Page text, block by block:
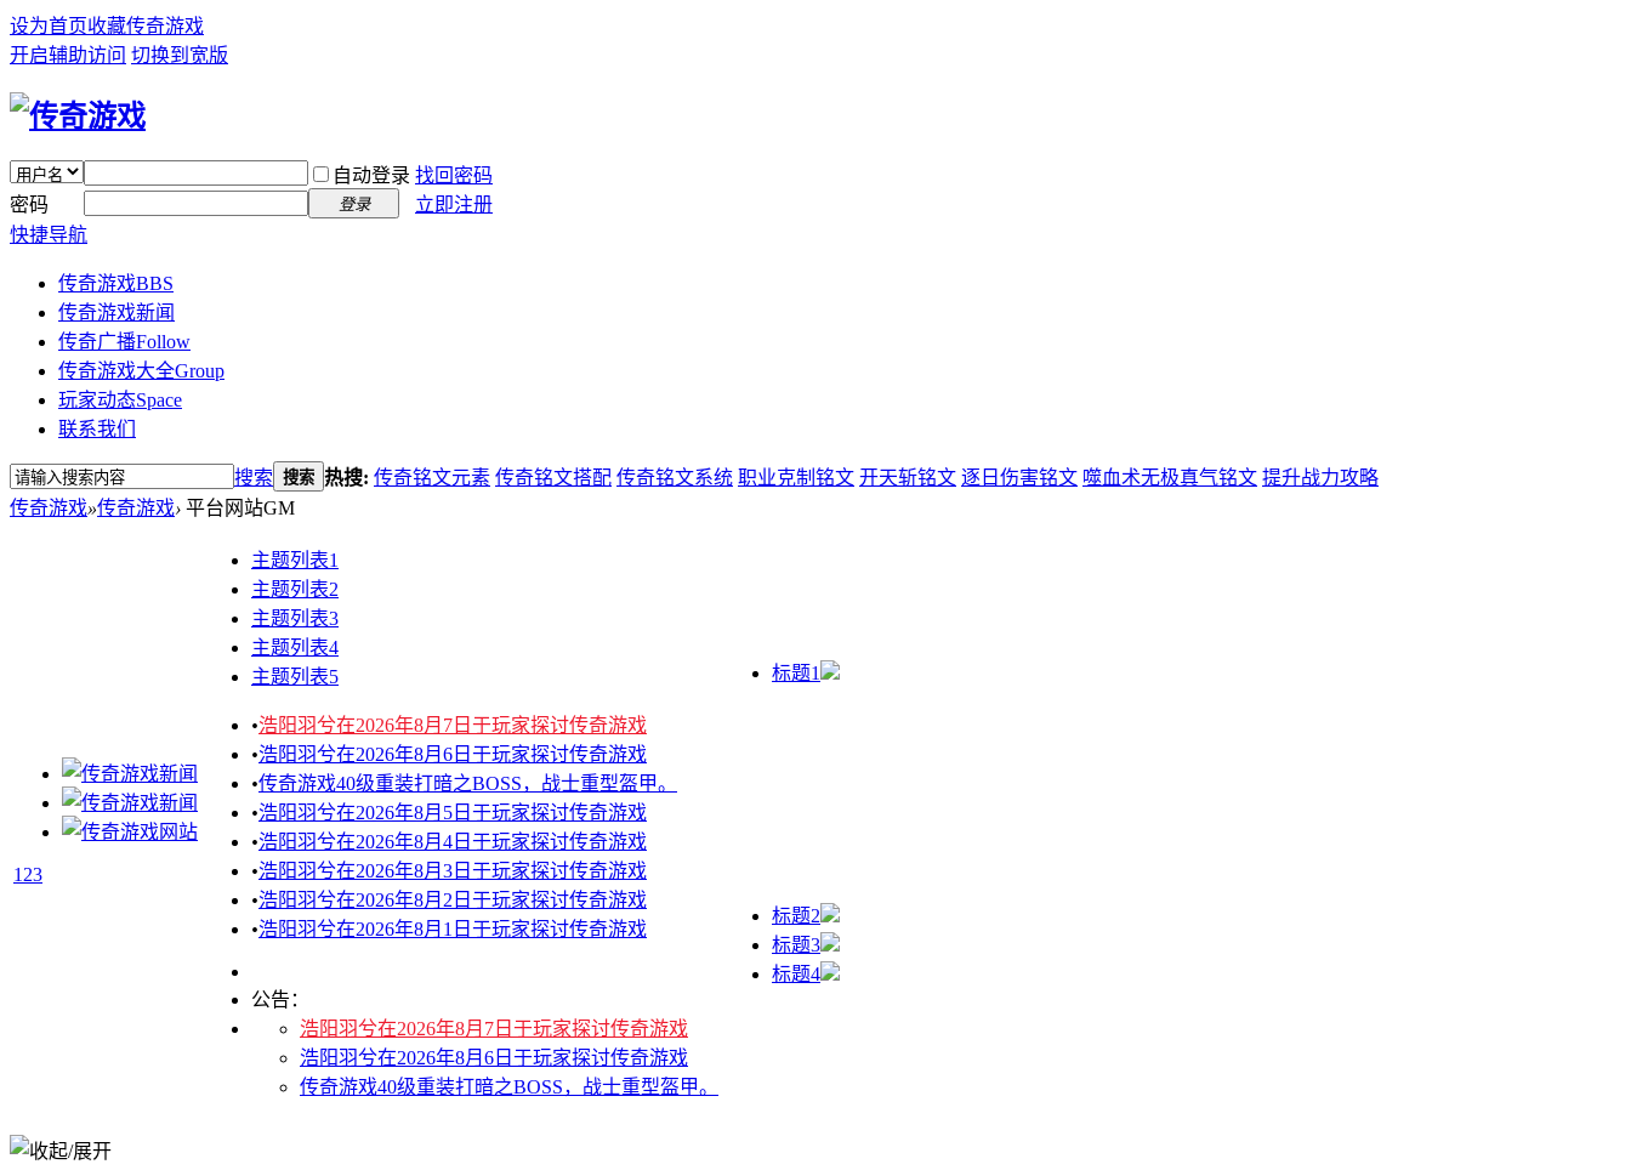
设为首页收藏传奇游戏
开启辅助访问 切换到宽版
自动登录 找回密码
密码
登录
立即注册
快捷导航
传奇游戏BBS
传奇游戏新闻
传奇广播Follow
传奇游戏大全Group
玩家动态Space
联系我们
搜索 搜索 热搜: 传奇铭文元素 传奇铭文搭配 传奇铭文系统 职业克制铭文 开天斩铭文 逐日伤害铭文 噬血术无极真气铭文 提升战力攻略
传奇游戏»传奇游戏› 平台网站GM
1 23
主题列表1
主题列表2
主题列表3
主题列表4
主题列表5
•浩阳羽兮在2026年8月7日于玩家探讨传奇游戏
•浩阳羽兮在2026年8月6日于玩家探讨传奇游戏
•传奇游戏40级重装打暗之BOSS，战士重型盔甲。
•浩阳羽兮在2026年8月5日于玩家探讨传奇游戏
•浩阳羽兮在2026年8月4日于玩家探讨传奇游戏
•浩阳羽兮在2026年8月3日于玩家探讨传奇游戏
•浩阳羽兮在2026年8月2日于玩家探讨传奇游戏
•浩阳羽兮在2026年8月1日于玩家探讨传奇游戏
公告：
浩阳羽兮在2026年8月7日于玩家探讨传奇游戏
浩阳羽兮在2026年8月6日于玩家探讨传奇游戏
传奇游戏40级重装打暗之BOSS，战士重型盔甲。
标题1
标题2
标题3
标题4